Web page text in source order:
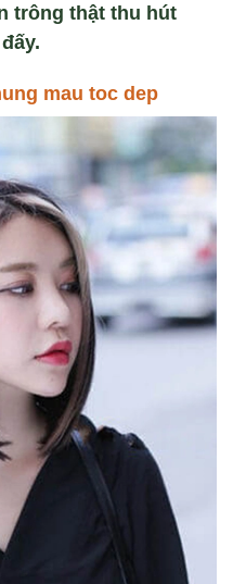
trông thật thu hút
mau toc dep